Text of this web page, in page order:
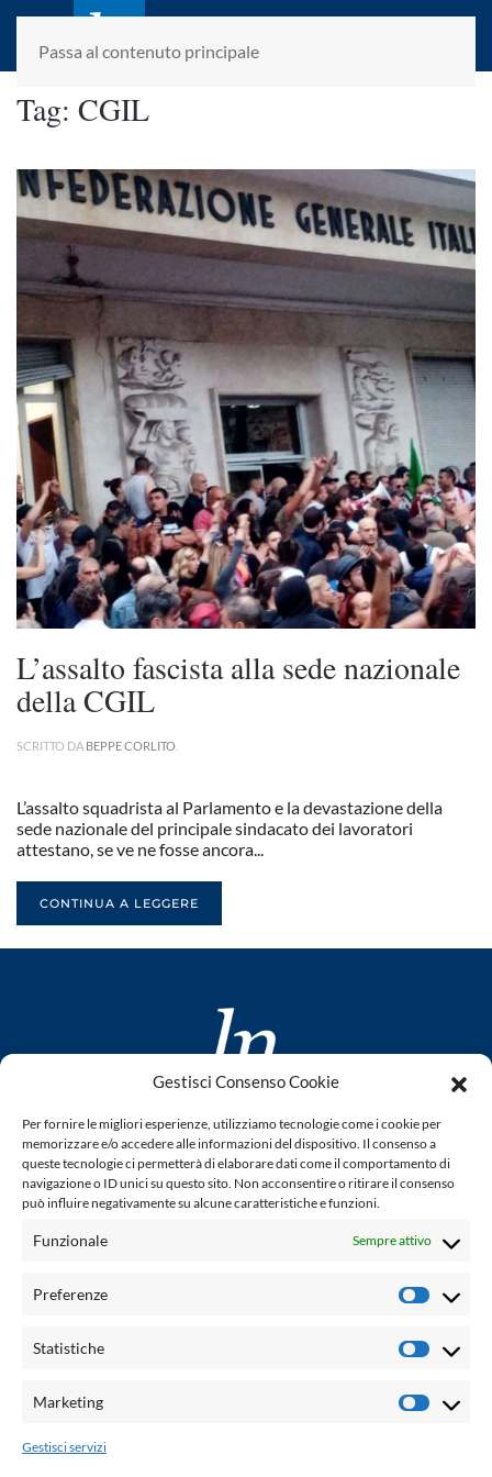
Gestisci Consenso Cookie
Per fornire le migliori esperienze, utilizziamo tecnologie come i cookie per
memorizzare e/o accedere alle informazioni del dispositivo. Il consenso a
queste tecnologie ci permetterà di elaborare dati come il comportamento di
navigazione o ID unici su questo sito. Non acconsentire o ritirare il consenso
può influire negativamente su alcune caratteristiche e funzioni.
Funzionale Sempre attivo
Preferenze
Statistiche
Marketing
Gestisci servizi
Passa al contenuto principale
laletteraturaenoi.it
fondato da Romano Luperini
Tag: CGIL
L’assalto fascista alla sede nazionale
della CGIL
SCRITTO DA BEPPE CORLITO
L’assalto squadrista al Parlamento e la devastazione della
sede nazionale del principale sindacato dei lavoratori
attestano, se ve ne fosse ancora...
CONTINUA A LEGGERE
www.laletteraturaenoi.it
fondato da Romano Luperini
Questo blog non rappresenta una testata giornalistica in
quanto viene aggiornato senza alcuna periodicità. Non può
legge n° 62 del 7.03.2001. L'autore non è responsabile per
email: